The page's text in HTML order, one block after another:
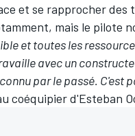
et se rapprocher des
mais le pilote
et toutes les
avec un
par le passé. C'est
coéquipier d'Esteban